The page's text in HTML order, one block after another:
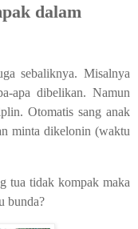
dalam
sebaliknya. Misalnya
apa dibelikan. Namun
Otomatis sang anak
minta dikelonin (waktu
tua tidak kompak maka
bunda?